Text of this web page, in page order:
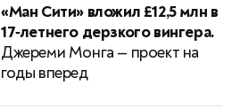
«Ман Сити» вложил £12,5 млн в
17‑летнего дерзкого вингера.
Джереми Монга — проект на
годы вперед